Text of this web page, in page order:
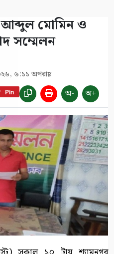
আব্দুল মোমিন ও
সম্মেলন
৬:১১ অপরাহ্ণ
Pin অ- অ+